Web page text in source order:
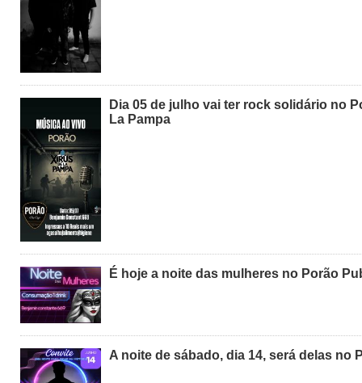
Dia 05 de julho vai ter rock solidário no
La Pampa
É hoje a noite das mulheres no Porão
A noite de sábado, dia 14, será delas no